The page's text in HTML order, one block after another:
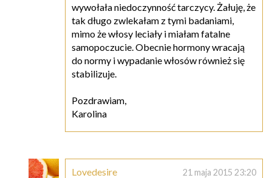
wywołała niedoczynność tarczycy. Żałuję, że
tak długo zwlekałam z tymi badaniami,
mimo że włosy leciały i miałam fatalne
samopoczucie. Obecnie hormony wracają
do normy i wypadanie włosów również się
stabilizuje.
Pozdrawiam,
Karolina
Lovedesire 21 maja 2015 23:20